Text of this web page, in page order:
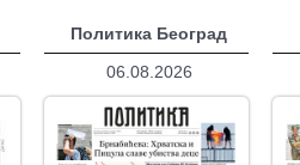
Политика Београд
06.08.2026